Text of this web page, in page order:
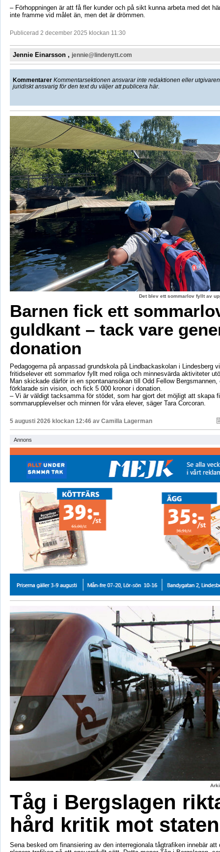
– Förhoppningen är att få fler kunder och på sikt kunna arbeta med det
inte framme vid målet än, men det är drömmen.
Publicerad 2 december 2025 klockan 11:30
Jennie Einarsson , jennie@lindenytt.com
Kommentarer Kommentarsektionen ansvarar inte redaktionen eller
juridiskt ansvarig för den text du väljer att publicera här.
Det blev ett sommarlov fyllt av
Barnen fick ett
guldkant – tack vare
donation
Pedagogerna på anpassad grundskola på Lindbackaskolan i Lindesberg
fritidselever ett sommarlov fyllt med roliga och minnesvärda aktiviteter
Man skickade därför in en spontanansökan till Odd Fellow Bergsmannen,
förklarade sin vision, och fick 5 000 kronor i donation.
– Vi är väldigt tacksamma för stödet, som har gjort det möjligt att skapa
sommarupplevelser och minnen för våra elever, säger Tara Corcoran.
5 augusti 2026 klockan 12:46 av Camilla Lagerman
Annons
Tåg i Bergslagen
hård kritik mot staten
Sena besked om finansiering av den interregionala tågtrafiken innebär att